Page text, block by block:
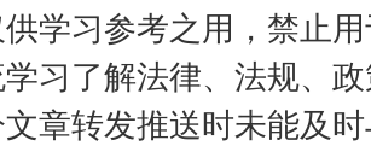
学习参考之用，禁止
习了解法律、法规、
章转发推送时未能及